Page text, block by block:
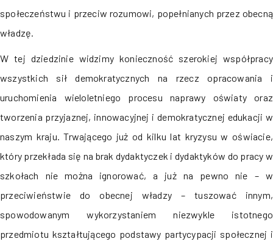
społeczeństwu i przeciw rozumowi, popełnianych przez obecną
władzę.
W tej dziedzinie widzimy konieczność szerokiej współpracy
wszystkich sił demokratycznych na rzecz opracowania i
uruchomienia wieloletniego procesu naprawy oświaty oraz
tworzenia przyjaznej, innowacyjnej i demokratycznej edukacji w
naszym kraju. Trwającego już od kilku lat kryzysu w oświacie,
który przekłada się na brak dydaktyczek i dydaktyków do pracy w
szkołach nie można ignorować, a już na pewno nie – w
przeciwieństwie do obecnej władzy – tuszować innym,
spowodowanym wykorzystaniem niezwykle istotnego
przedmiotu kształtującego podstawy partycypacji społecznej i